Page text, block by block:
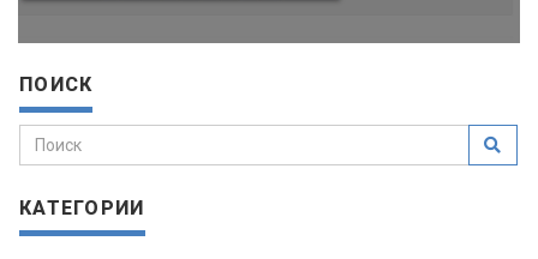
ПОИСК
КАТЕГОРИИ